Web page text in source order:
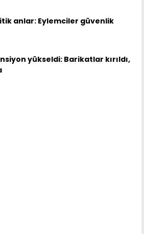
anlar: Eylemciler güvenlik
yükseldi: Barikatlar kırıldı,